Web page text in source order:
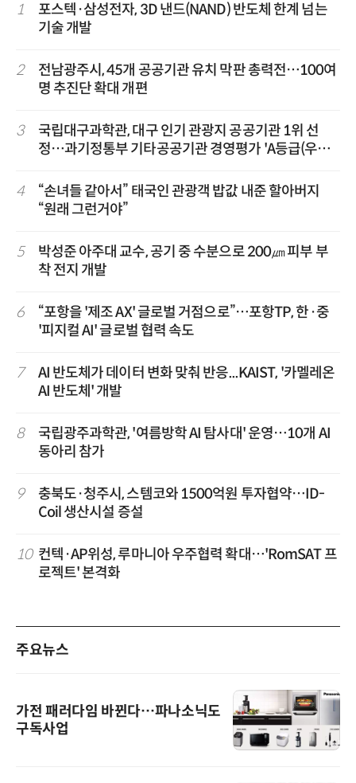
1
포스텍·삼성전자, 3D 낸드(NAND) 반도체 한계 넘는
기술 개발
2
전남광주시, 45개 공공기관 유치 막판 총력전…100여
명 추진단 확대 개편
3
국립대구과학관, 대구 인기 관광지 공공기관 1위 선
정…과기정통부 기타공공기관 경영평가 'A등급(우수)'
4
“손녀들 같아서” 태국인 관광객 밥값 내준 할아버지
“원래 그런거야”
5
박성준 아주대 교수, 공기 중 수분으로 200㎛ 피부 부
착 전지 개발
6
“포항을 '제조 AX' 글로벌 거점으로”…포항TP, 한·중
'피지컬 AI' 글로벌 협력 속도
7
AI 반도체가 데이터 변화 맞춰 반응...KAIST, '카멜레온
AI 반도체' 개발
8
국립광주과학관, '여름방학 AI 탐사대' 운영…10개 AI
동아리 참가
9
충북도·청주시, 스템코와 1500억원 투자협약…ID-
Coil 생산시설 증설
10 컨텍·AP위성, 루마니아 우주협력 확대…'RomSAT 프
로젝트' 본격화
주요뉴스
가전 패러다임 바뀐다…파나소닉도
구독사업